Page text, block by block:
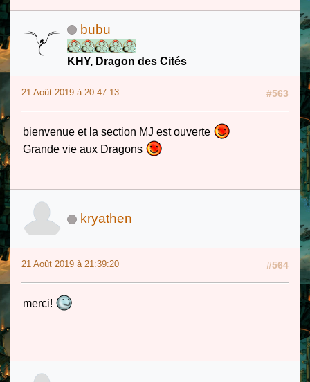
bubu
KHY, Dragon des Cités
21 Août 2019 à 20:47:13 #563
bienvenue et la section MJ est ouverte
Grande vie aux Dragons
kryathen
21 Août 2019 à 21:39:20 #564
merci!